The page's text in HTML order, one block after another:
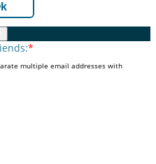
*
multiple email addresses with